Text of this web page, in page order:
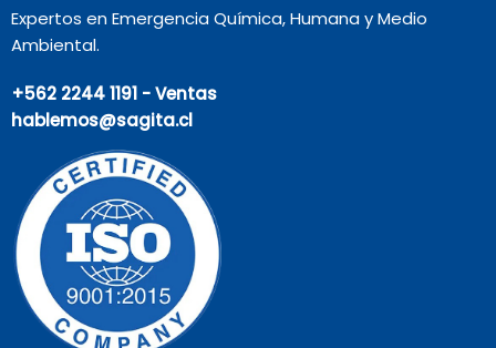
Expertos en Emergencia Química, Humana y Medio
Ambiental.
+562 2244 1191 - Ventas
hablemos@sagita.cl